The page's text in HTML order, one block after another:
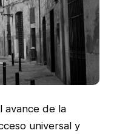
avance de la
universal y